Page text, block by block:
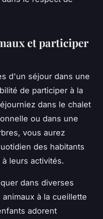
et participer
d'un séjour dans une
de participer à la
dans le chalet
ou dans une
vous aurez
des habitants
leurs activités.
dans diverses
à la cueillette
adorent